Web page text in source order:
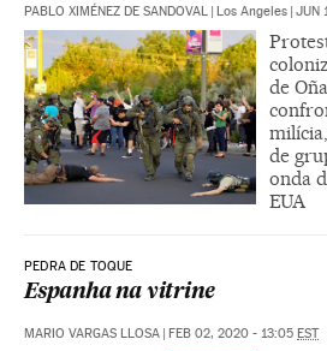
PABLO XIMÉNEZ DE SANDOVAL Los Angeles JUN
de
de
onda
EUA
PEDRA DE TOQUE
Espanha na vitrine
MARIO VARGAS LLOSA FEB 02, 2020 - 13:05 EST